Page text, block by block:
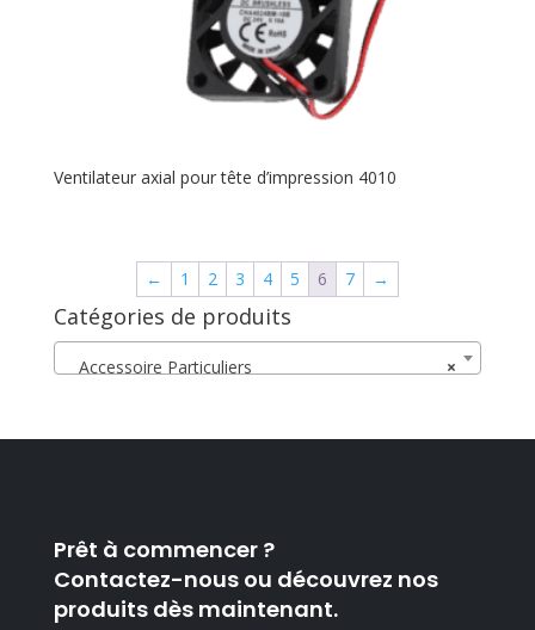
Ventilateur axial pour tête d’impression 4010
← 1 2 3 4 5 6 7 →
Catégories de produits
×
Accessoire Particuliers
Prêt à commencer ?
Contactez-nous ou découvrez nos
produits dès maintenant.